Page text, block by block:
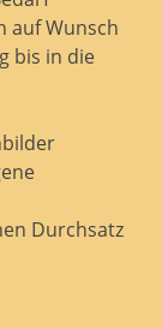
auf Wunsch
bis in die
Durchsatz